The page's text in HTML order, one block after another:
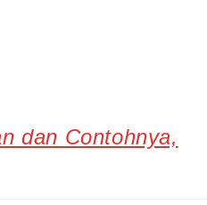
dan Contohnya,